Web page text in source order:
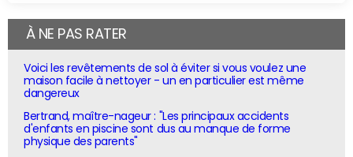
À NE PAS RATER
Voici les revêtements de sol à éviter si vous voulez une
maison facile à nettoyer - un en particulier est même
dangereux
Bertrand, maître-nageur : "Les principaux accidents
d'enfants en piscine sont dus au manque de forme
physique des parents"